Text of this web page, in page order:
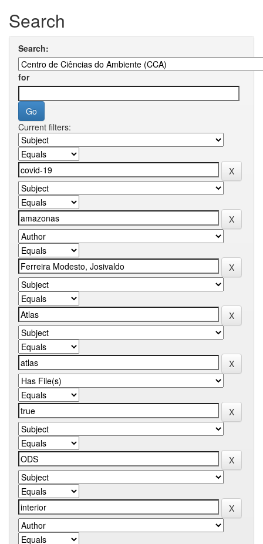
Search
Search:
for
Current filters: